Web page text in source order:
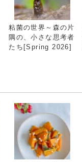
粘菌の世界～森の片
隅の、小さな思考者
たち[Spring 2026]